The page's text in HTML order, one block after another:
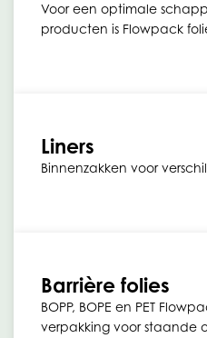
Voor een optimale
producten is Flowpack
Liners
Binnenzakken voor
Barrière folies
BOPP, BOPE en PET
verpakking voor staande